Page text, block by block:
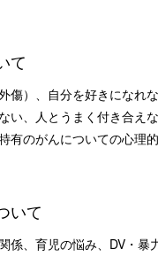
て
傷）、自分を好きになれ
い、人とうまく付き合え
有のがんについての心理
いて
係、育児の悩み、DV・暴